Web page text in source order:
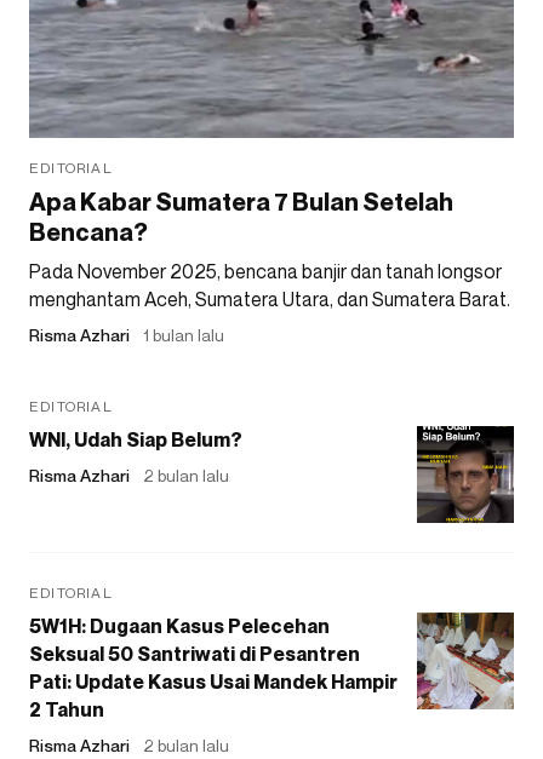
EDITORIAL
Apa Kabar Sumatera 7 Bulan Setelah
Bencana?
Pada November 2025, bencana banjir dan tanah longsor
menghantam Aceh, Sumatera Utara, dan Sumatera Barat.
Risma Azhari 1 bulan lalu
EDITORIAL
WNI, Udah Siap Belum?
Risma Azhari 2 bulan lalu
EDITORIAL
5W1H: Dugaan Kasus Pelecehan
Seksual 50 Santriwati di Pesantren
Pati: Update Kasus Usai Mandek Hampir
2 Tahun
Risma Azhari 2 bulan lalu